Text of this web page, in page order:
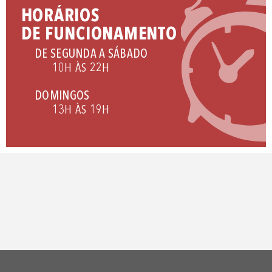
HORÁRIOS
DE FUNCIONAMENTO
DE SEGUNDA A SÁBADO
10H ÀS 22H
DOMINGOS
13H ÀS 19H